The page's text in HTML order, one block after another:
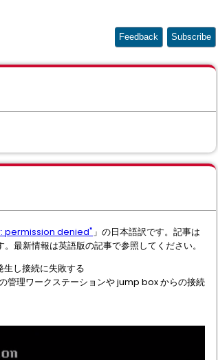
Feedback Subscribe
permission denied"」の日本語訳です。記事は
最新情報は英語版の記事で参照してください。
し接続に失敗する
理ワークステーションや jump box からの接続